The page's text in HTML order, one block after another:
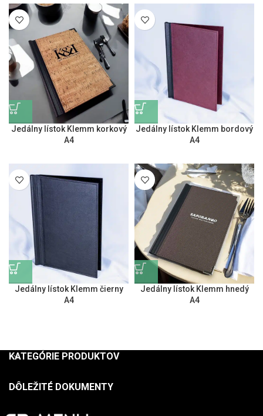
Jedálny lístok Klemm korkový
A4
Jedálny lístok Klemm bordový
A4
Jedálny lístok Klemm čierny
A4
Jedálny lístok Klemm hnedý
A4
KATEGÓRIE PRODUKTOV
DÔLEŽITÉ DOKUMENTY